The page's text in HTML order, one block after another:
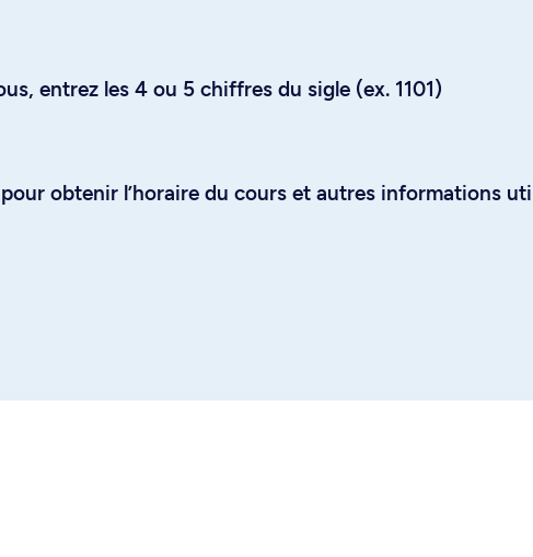
entrez les 4 ou 5 chiffres du sigle (ex. 1101)
obtenir l’horaire du cours et autres informations